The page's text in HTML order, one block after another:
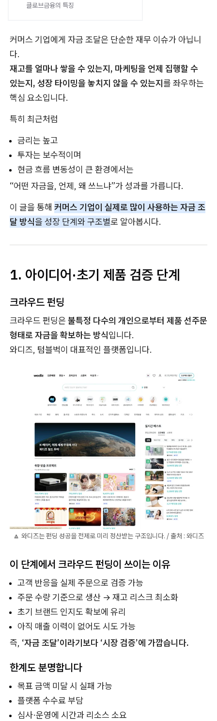
클로브금융의 특징
커머스 기업에게 자금 조달은 단순한 재무 이슈가 아닙니
다.
재고를 얼마나 쌓을 수 있는지, 마케팅을 언제 집행할 수
있는지, 성장 타이밍을 놓치지 않을 수 있는지를 좌우하는
핵심 요소입니다.
특히 최근처럼
금리는 높고
투자는 보수적이며
현금 흐름 변동성이 큰 환경에서는
“어떤 자금을, 언제, 왜 쓰느냐”가 성과를 가릅니다.
이 글을 통해 커머스 기업이 실제로 많이 사용하는 자금 조
달 방식을 성장 단계와 구조별로 알아봅시다.
1. 아이디어·초기 제품 검증 단계
크라우드 펀딩
크라우드 펀딩은 불특정 다수의 개인으로부터 제품 선주문
형태로 자금을 확보하는 방식입니다.
와디즈, 텀블벅이 대표적인 플랫폼입니다.
🔼 와디즈는 펀딩 성공을 전제로 미리 정산받는 구조입니다. / 출처 : 와디즈
이 단계에서 크라우드 펀딩이 쓰이는 이유
고객 반응을 실제 주문으로 검증 가능
주문 수량 기준으로 생산 → 재고 리스크 최소화
초기 브랜드 인지도 확보에 유리
아직 매출 이력이 없어도 시도 가능
즉, ‘자금 조달’이라기보다 ‘시장 검증’에 가깝습니다.
한계도 분명합니다
목표 금액 미달 시 실패 가능
플랫폼 수수료 부담
심사·운영에 시간과 리소스 소요